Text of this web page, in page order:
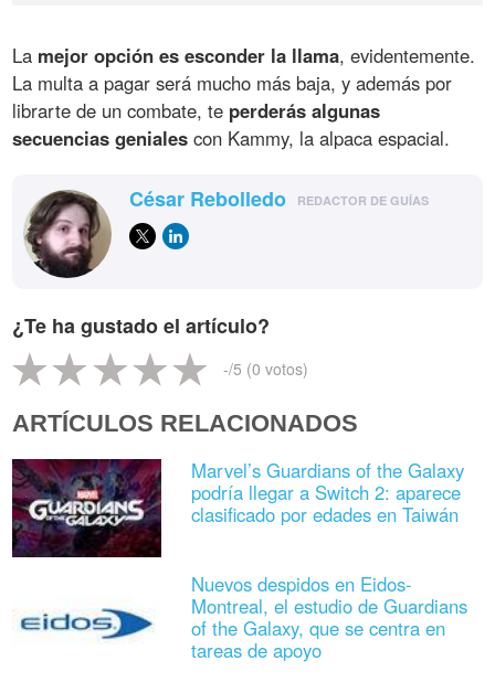
La mejor opción es esconder la llama, evidentemente.
La multa a pagar será mucho más baja, y además por
librarte de un combate, te perderás algunas
secuencias geniales con Kammy, la alpaca espacial.
César Rebolledo REDACTOR DE GUÍAS
¿Te ha gustado el artículo?
-/5 (0 votos)
ARTÍCULOS RELACIONADOS
Marvel’s Guardians of the Galaxy
podría llegar a Switch 2: aparece
clasificado por edades en Taiwán
Nuevos despidos en Eidos-
Montreal, el estudio de Guardians
of the Galaxy, que se centra en
tareas de apoyo